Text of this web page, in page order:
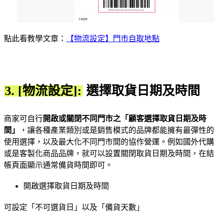
點此看教學文章： 【物流設定】門市自取地點
3. [物流設定]: 選擇取貨日期及時間
商家可自行開啟或關閉不同門市之「顧客選擇取貨日期及時
間」
，讓各種產業類別或是銷售模式的品牌都能擁有最彈性的
使用選擇，以及最大化不同門市間的協作營運。例如國外代購
或是客製化商品品牌，就可以設置關閉取貨日期及時間，在結
帳頁面顯示通常備貨時間即可。
開啟選擇取貨日期及時間
可設定「不可選貨日」以及「備貨天數」